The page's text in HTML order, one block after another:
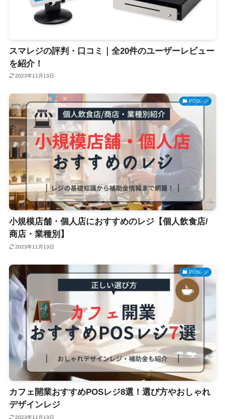
スマレジの評判・口コミ｜全20件のユーザーレビュー
を紹介！
2023年11月13日
POSレジ
小規模店舗・個人店におすすめのレジ【個人飲食店/
商店・業種別】
2023年11月13日
POSレジ
カフェ開業おすすめPOSレジ8選！選び方やおしゃれ
デザインレジ
2023年11月13日